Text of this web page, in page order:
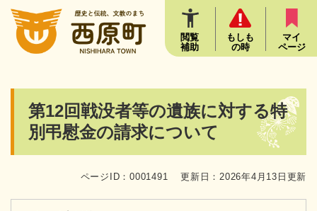
メニューを飛ばして本文へ
閲覧
補助
もしも
の時
マイ
ページ
第12回戦没者等の遺族に対する特
別弔慰金の請求について
ページID：0001491 更新日：2026年4月13日更新